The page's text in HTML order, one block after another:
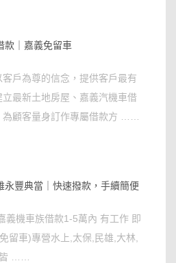
款｜嘉義免留車
戶為尊的信念，提供客戶最有
最新土地房屋、嘉義汽機車借
為顧客量身訂作專屬借款方 ……
永豐典當｜快速撥款，手續簡便
義機車族借款1-5萬內 有工作 即
留車)專營水上,太保,民雄,大林,
……